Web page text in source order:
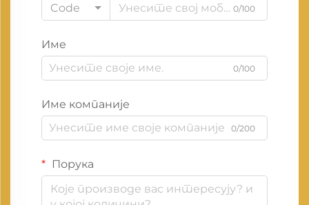
Code
0/100
Име
0/100
Име компаније
0/200
Порука